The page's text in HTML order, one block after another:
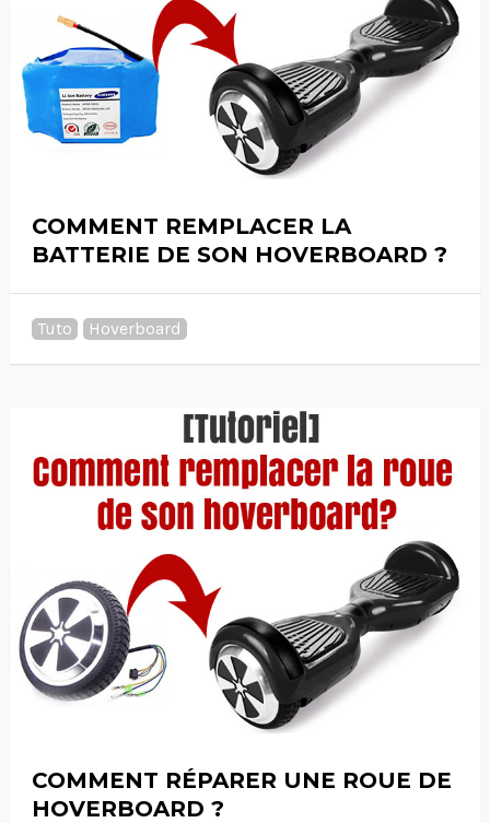
COMMENT REMPLACER LA
BATTERIE DE SON HOVERBOARD ?
Tuto Hoverboard
COMMENT RÉPARER UNE ROUE DE
HOVERBOARD ?